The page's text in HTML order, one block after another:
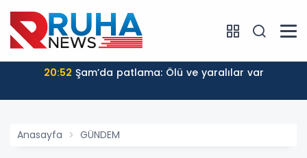
20:52 Şam’da patlama: Ölü ve yaralılar var
Anasayfa GÜNDEM